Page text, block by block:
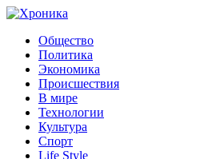
Общество
Политика
Экономика
Происшествия
В мире
Технологии
Культура
Спорт
Life Style